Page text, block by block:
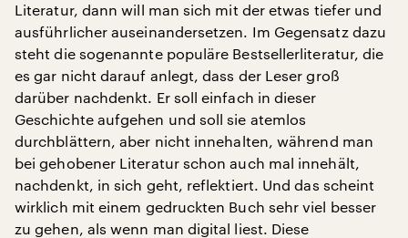
Literatur, dann will man sich mit der etwas tiefer und
ausführlicher auseinandersetzen. Im Gegensatz dazu
steht die sogenannte populäre Bestsellerliteratur, die
es gar nicht darauf anlegt, dass der Leser groß
darüber nachdenkt. Er soll einfach in dieser
Geschichte aufgehen und soll sie atemlos
durchblättern, aber nicht innehalten, während man
bei gehobener Literatur schon auch mal innehält,
nachdenkt, in sich geht, reflektiert. Und das scheint
wirklich mit einem gedruckten Buch sehr viel besser
zu gehen, als wenn man digital liest. Diese